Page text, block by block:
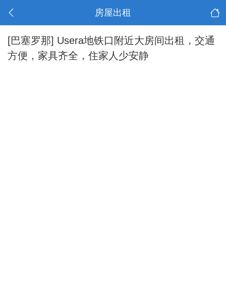
房屋出租
[巴塞罗那] Usera地铁口附近大房间出租，交通
方便，家具齐全，住家人少安静